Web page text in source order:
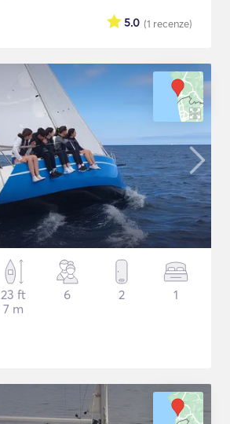
(1 recenze)
5.0
23 ft
7 m
6 2 1